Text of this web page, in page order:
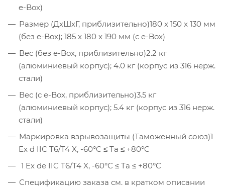
e-Box)
Размер (ДхШхГ, приблизительно)180 x 150 x 130 мм
(без e-Box); 185 x 180 x 190 мм (с e-Box)
Вес (без e-Box, приблизительно)2.2 кг
(алюминиевый корпус); 4.0 кг (корпус из 316 нерж.
стали)
Вес (с e-Box, приблизительно)3.5 кг
(алюминиевый корпус); 5.4 кг (корпус из 316 нерж.
стали)
Маркировка взрывозащиты (Таможенный союз)1
Ex d IIC T6/T4 X, -60°C ≤ Ta ≤ +80°C
1 Ex de IIC T6/T4 X, -60°C ≤ Ta ≤ +80°C
Спецификацию заказа см. в кратком описании